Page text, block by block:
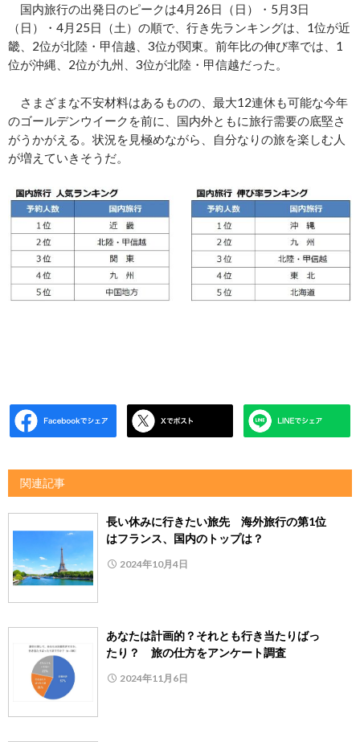
国内旅行の出発日のピークは4月26日（日）・5月3日
（日）・4月25日（土）の順で、行き先ランキングは、1位が近
畿、2位が北陸・甲信越、3位が関東。前年比の伸び率では、1
位が沖縄、2位が九州、3位が北陸・甲信越だった。
さまざまな不安材料はあるものの、最大12連休も可能な今年
のゴールデンウイークを前に、国内外ともに旅行需要の底堅さ
がうかがえる。状況を見極めながら、自分なりの旅を楽しむ人
が増えていきそうだ。
関連記事
長い休みに行きたい旅先 海外旅行の第1位
はフランス、国内のトップは？
2024年10月4日
あなたは計画的？それとも行き当たりばっ
たり？ 旅の仕方をアンケート調査
2024年11月6日